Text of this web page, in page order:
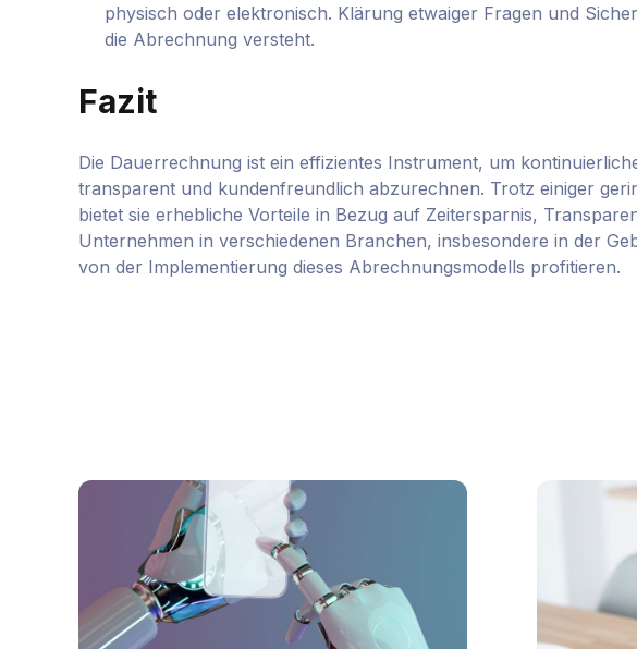
physisch oder elektronisch. Klärung etwaiger Fragen und
die Abrechnung versteht.
Fazit
Die Dauerrechnung ist ein effizientes Instrument, um
transparent und kundenfreundlich abzurechnen. Trotz einiger
bietet sie erhebliche Vorteile in Bezug auf Zeitersparnis,
Unternehmen in verschiedenen Branchen, insbesondere in der
von der Implementierung dieses Abrechnungsmodells profitieren.